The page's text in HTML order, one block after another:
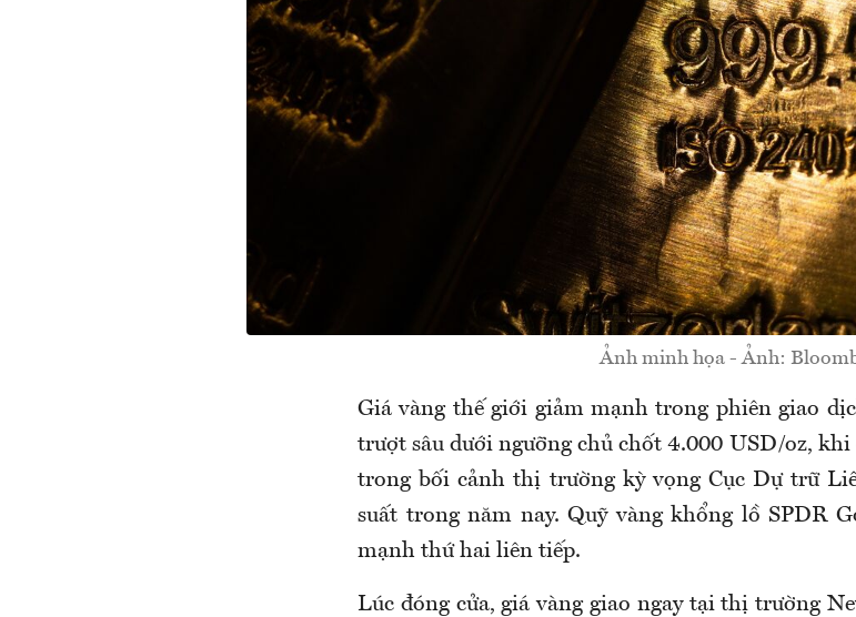
Ảnh minh họa - Ảnh:
Giá vàng thế giới giảm mạnh trong phiên giao
trượt sâu dưới ngưỡng chủ chốt 4.000 USD/oz,
trong bối cảnh thị trường kỳ vọng Cục Dự trữ
suất trong năm nay. Quỹ vàng khổng lồ SPDR
mạnh thứ hai liên tiếp.
Lúc đóng cửa, giá vàng giao ngay tại thị trường